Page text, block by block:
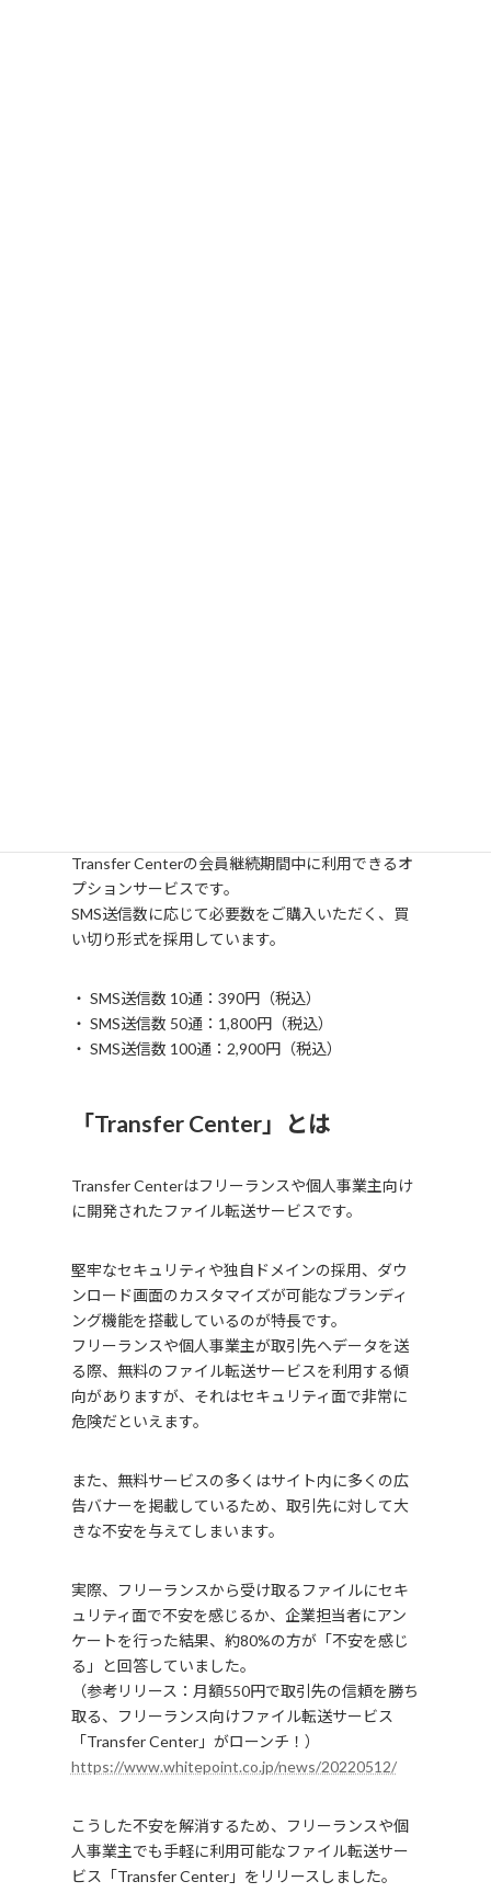
Transfer Centerの会員継続期間中に利用できるオ
プションサービスです。
SMS送信数に応じて必要数をご購入いただく、買
い切り形式を採用しています。
・ SMS送信数 10通：390円（税込）
・ SMS送信数 50通：1,800円（税込）
・ SMS送信数 100通：2,900円（税込）
「Transfer Center」とは
Transfer Centerはフリーランスや個人事業主向け
に開発されたファイル転送サービスです。
堅牢なセキュリティや独自ドメインの採用、ダウ
ンロード画面のカスタマイズが可能なブランディ
ング機能を搭載しているのが特長です。
フリーランスや個人事業主が取引先へデータを送
る際、無料のファイル転送サービスを利用する傾
向がありますが、それはセキュリティ面で非常に
危険だといえます。
また、無料サービスの多くはサイト内に多くの広
告バナーを掲載しているため、取引先に対して大
きな不安を与えてしまいます。
実際、フリーランスから受け取るファイルにセキ
ュリティ面で不安を感じるか、企業担当者にアン
ケートを行った結果、約80%の方が「不安を感じ
る」と回答していました。
（参考リリース：月額550円で取引先の信頼を勝ち
取る、フリーランス向けファイル転送サービス
「Transfer Center」がローンチ！）
https://www.whitepoint.co.jp/news/20220512/
こうした不安を解消するため、フリーランスや個
人事業主でも手軽に利用可能なファイル転送サー
ビス「Transfer Center」をリリースしました。